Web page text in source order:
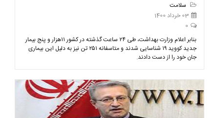
سلامت
03 خرداد 1400
0
بنابر اعلام وزارت بهداشت، طی ۲۴ ساعت گذشته در کشور ۱۱هزار و پنج بیمار
جدید کووید ۱۹ شناسایی شدند و متاسفانه ۲۵۱ تن نیز به دلیل این بیماری
جان خود را از دست دادند.